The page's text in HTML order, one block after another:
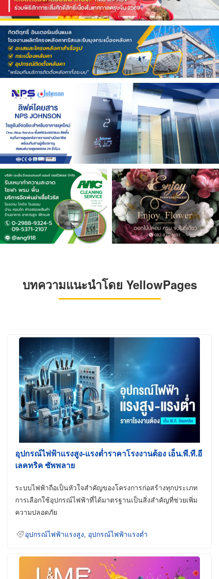
บทความแนะนำโดย YellowPages
อุปกรณ์ไฟฟ้าแรงสูง-แรงต่ำราคาโรงงานต้อง เอ็น.พี.ที.อี
เลคทริค ซัพพลาย
ระบบไฟฟ้าถือเป็นหัวใจสำคัญของโครงการก่อสร้างทุกประเภท
การเลือกใช้อุปกรณ์ไฟฟ้าที่ได้มาตรฐานเป็นสิ่งสำคัญที่ช่วยเพิ่ม
ความปลอดภัย
อุปกรณ์ไฟฟ้าแรงสูง อุปกรณ์ไฟฟ้าแรงต่ำ